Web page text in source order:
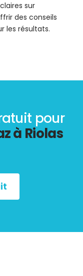
sur
des conseils
les résultats.
pour
à Riolas